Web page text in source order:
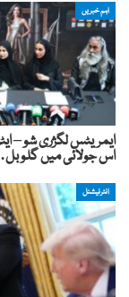
اہم خبریں
ایمریٹس لگژری شو –
اس جولائی میں
انٹرنیشنل